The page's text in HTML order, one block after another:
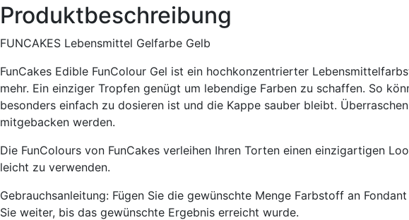
Produktbeschreibung
FUNCAKES Lebensmittel Gelfarbe Gelb
FunCakes Edible FunColour Gel ist ein hochkonzentrierter
mehr. Ein einziger Tropfen genügt um lebendige Farben zu schaffen. So
besonders einfach zu dosieren ist und die Kappe sauber bleibt.
mitgebacken werden.
Die FunColours von FunCakes verleihen Ihren Torten einen einzigartigen
leicht zu verwenden.
Gebrauchsanleitung: Fügen Sie die gewünschte Menge Farbstoff an
Sie weiter, bis das gewünschte Ergebnis erreicht wurde.